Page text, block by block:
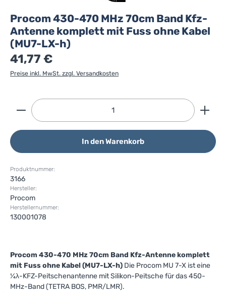
Procom 430-470 MHz 70cm Band Kfz-
Antenne komplett mit Fuss ohne Kabel
(MU7-LX-h)
41,77 €
Preise inkl. MwSt. zzgl. Versandkosten
Produkt Anzahl: Gib den gewünschten Wert ein
In den Warenkorb
Produktnummer:
3166
Hersteller:
Procom
Herstellernummer:
130001078
Procom 430-470 MHz 70cm Band Kfz-Antenne komplett
mit Fuss ohne Kabel (MU7-LX-h) Die Procom MU 7-X ist eine
¼λ-KFZ-Peitschenantenne mit Silikon-Peitsche für das 450-
MHz-Band (TETRA BOS, PMR/LMR).